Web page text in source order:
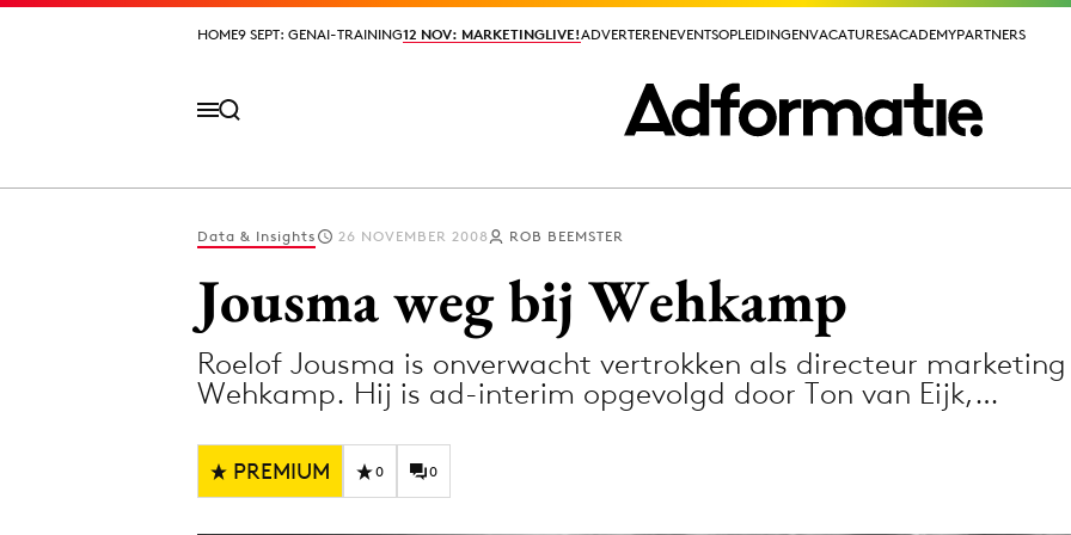
HOME9 SEPT: GENAI-TRAINING12 NOV: MARKETINGLIVE!ADVERTERENEVENTSOPLEIDINGENVACATURESACADEMYPARTNERS
HOME9 SEPT: GENAI-TRAINING12 NOV: MARKETINGLIVE!ADVERTERENEVENTSOPLEIDINGENVACATURESACADEMYPARTNERS
Digital transformation
Diversiteit
Data & Insights 26 NOVEMBER 2008 ROB BEEMSTER
Jousma weg bij Wehkamp
Roelof Jousma is onverwacht vertrokken als directeur
Wehkamp. Hij is ad-interim opgevolgd door Ton van Eijk,…
PREMIUM 0 0